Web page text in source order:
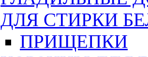
ДЛЯ СТИРКИ
ПРИЩЕПКИ